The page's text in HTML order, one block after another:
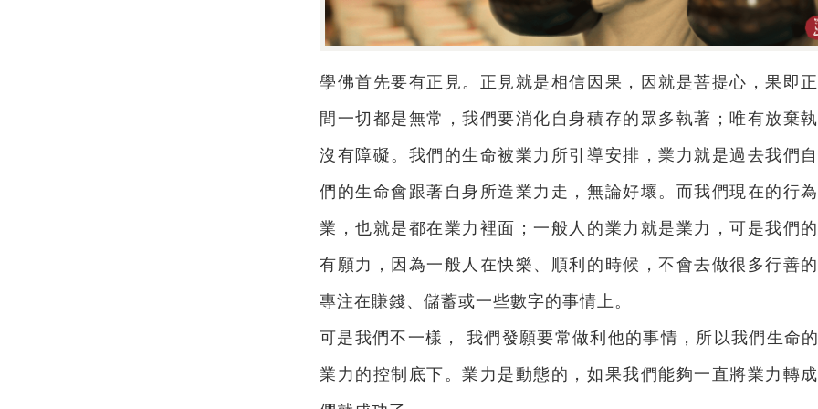
學佛首先要有正見。正見就是相信因果，因就是菩提心，果即
間一切都是無常，我們要消化自身積存的眾多執著；唯有放棄
沒有障礙。我們的生命被業力所引導安排，業力就是過去我們
們的生命會跟著自身所造業力走，無論好壞。而我們現在的行
業，也就是都在業力裡面；一般人的業力就是業力，可是我們
有願力，因為一般人在快樂、順利的時候，不會去做很多行善
專注在賺錢、儲蓄或一些數字的事情上。
可是我們不一樣， 我們發願要常做利他的事情，所以我們生命
業力的控制底下。業力是動態的，如果我們能夠一直將業力轉